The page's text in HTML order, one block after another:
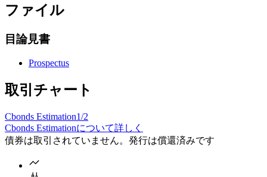
ファイル
目論見書
Prospectus
取引チャート
Cbonds Estimation1/2
Cbonds Estimationについて詳しく
債券は取引されていません。発行は償還済みです